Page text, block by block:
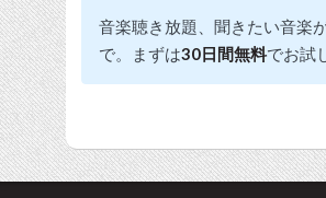
音楽聴き放題、聞きたい音楽
で。まずは30日間無料でお試